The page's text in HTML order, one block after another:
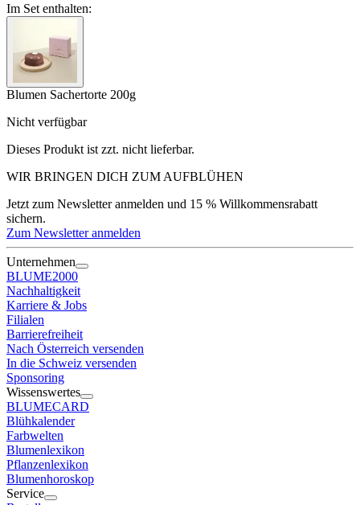
Im Set enthalten:
Blumen Sachertorte 200g
Nicht verfügbar
Dieses Produkt ist zzt. nicht lieferbar.
WIR BRINGEN DICH ZUM AUFBLÜHEN
Jetzt zum Newsletter anmelden und 15 % Willkommensrabatt
sichern.
Zum Newsletter anmelden
Unternehmen
BLUME2000
Nachhaltigkeit
Karriere & Jobs
Filialen
Barrierefreiheit
Nach Österreich versenden
In die Schweiz versenden
Sponsoring
Wissenswertes
BLUMECARD
Blühkalender
Farbwelten
Blumenlexikon
Pflanzenlexikon
Blumenhoroskop
Service